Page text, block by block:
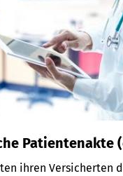
Patientenakte
ihren Versicherten